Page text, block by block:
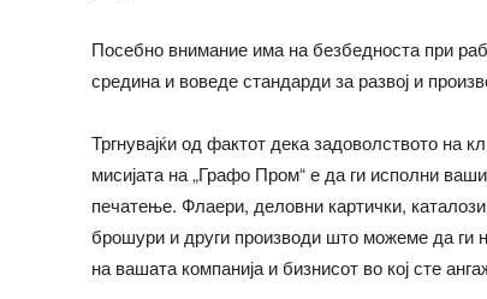
Посебно внимание има на безбедноста при
средина и воведе стандарди за развој и
Тргнувајќи од фактот дека задоволството на
мисијата на „Графо Пром“ е да ги исполни
печатење. Флаери, деловни картички,
брошури и други производи што можеме да ги
на вашата компанија и бизнисот во кој сте